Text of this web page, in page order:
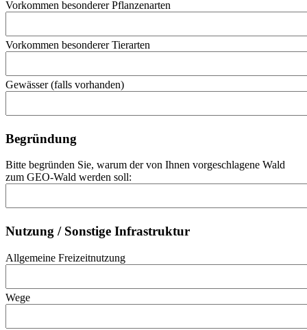
Vorkommen besonderer Pflanzenarten
Vorkommen besonderer Tierarten
Gewässer (falls vorhanden)
Begründung
Bitte begründen Sie, warum der von Ihnen vorgeschlagene Wald
zum GEO-Wald werden soll:
Nutzung / Sonstige Infrastruktur
Allgemeine Freizeitnutzung
Wege